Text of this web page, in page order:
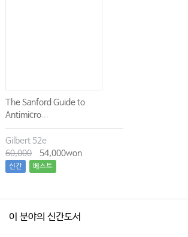
The Sanford Guide to
Antimicro...
Gilbert 52e
60,000
54,000won
신간 베스트
이 분야의 신간도서